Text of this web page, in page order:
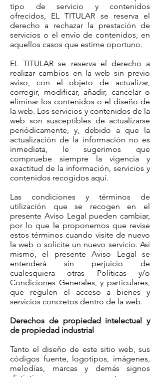
tipo de servicio y contenidos
ofrecidos, EL TITULAR se reserva el
derecho a rechazar la prestación de
servicios o el envío de contenidos, en
aquellos casos que estime oportuno.
EL TITULAR se reserva el derecho a
realizar cambios en la web sin previo
aviso, con el objeto de actualizar,
corregir, modificar, añadir, cancelar o
eliminar los contenidos o el diseño de
la web. Los servicios y contenidos de la
web son susceptibles de actualizarse
periódicamente, y, debido a que la
actualización de la información no es
inmediata, le sugerimos que
compruebe siempre la vigencia y
exactitud de la información, servicios y
contenidos recogidos aquí.
Las condiciones y términos de
utilización que se recogen en el
presente Aviso Legal pueden cambiar,
por lo que le proponemos que revise
estos términos cuando visite de nuevo
la web o solicite un nuevo servicio. Así
mismo, el presente Aviso Legal se
entenderá sin perjuicio de
cualesquiera otras Políticas y/o
Condiciones Generales, y particulares,
que regulen el acceso a bienes y
servicios concretos dentro de la web.
Derechos de propiedad intelectual y
de propiedad industrial
Tanto el diseño de este sitio web, sus
códigos fuente, logotipos, imágenes,
melodías, marcas y demás signos